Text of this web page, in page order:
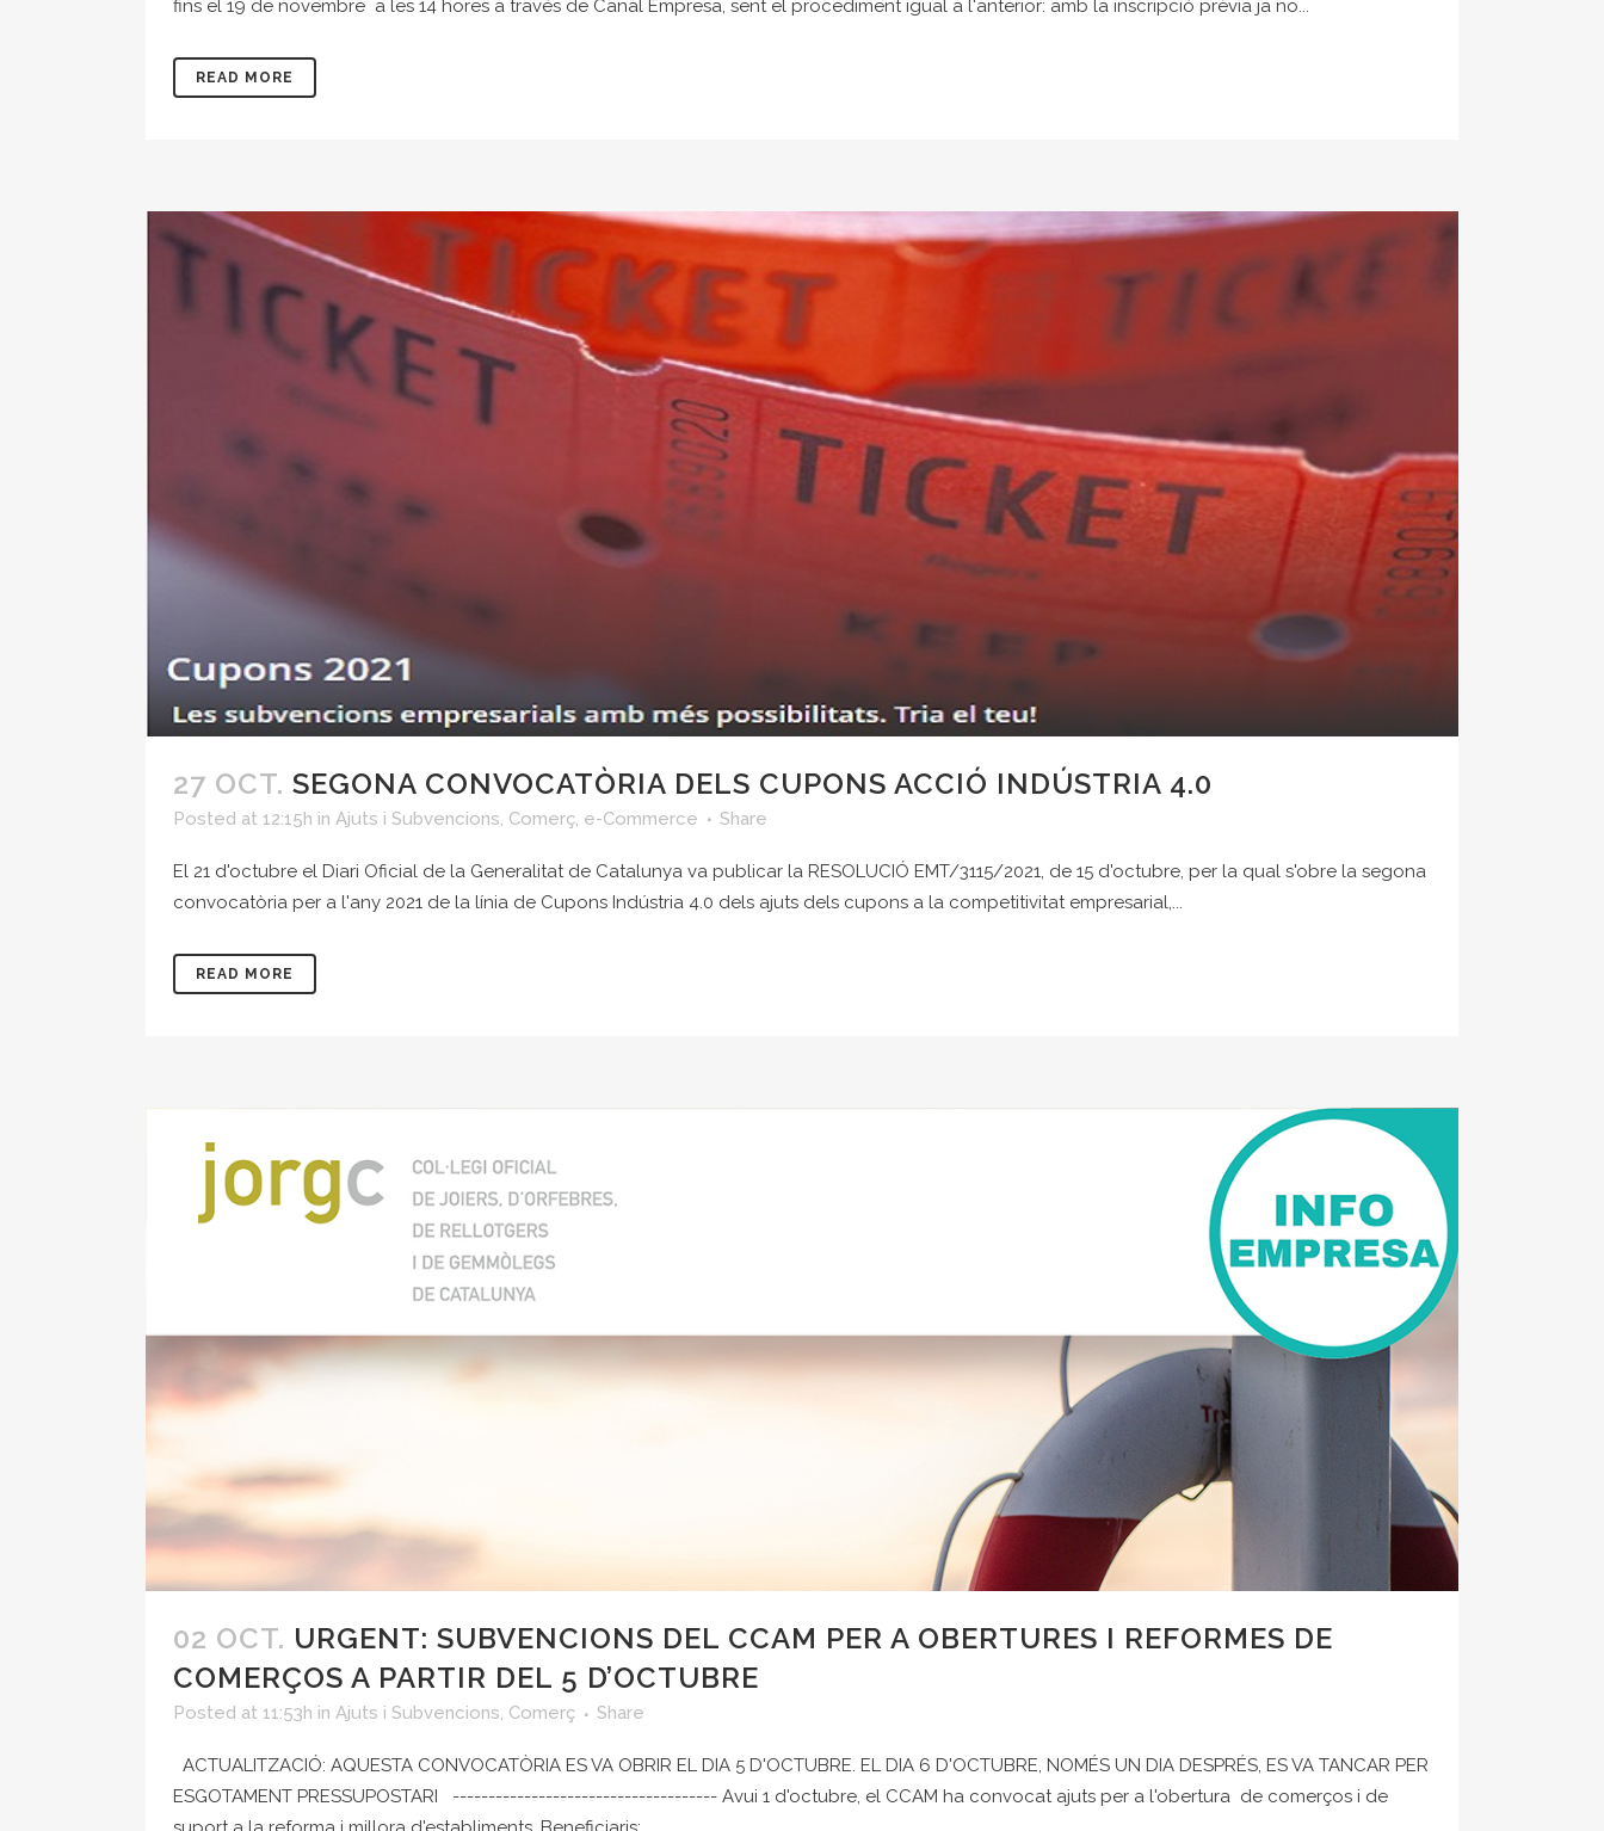
fins el 19 de novembre a les 14 hores a través de Canal Empresa, sent el procediment igual a l'anterior: amb la inscripció prèvia ja no...
READ MORE
27 OCT. SEGONA CONVOCATÒRIA DELS CUPONS ACCIÓ INDÚSTRIA 4.0
Posted at 12:15h in Ajuts i Subvencions, Comerç, e-Commerce Share
El 21 d'octubre el Diari Oficial de la Generalitat de Catalunya va publicar la RESOLUCIÓ EMT/3115/2021, de 15 d'octubre, per la qual s'obre la segona
convocatòria per a l'any 2021 de la línia de Cupons Indústria 4.0 dels ajuts dels cupons a la competitivitat empresarial,...
READ MORE
02 OCT. URGENT: SUBVENCIONS DEL CCAM PER A OBERTURES I REFORMES DE
COMERÇOS A PARTIR DEL 5 D’OCTUBRE
Posted at 11:53h in Ajuts i Subvencions, Comerç Share
ACTUALITZACIÓ: AQUESTA CONVOCATÒRIA ES VA OBRIR EL DIA 5 D'OCTUBRE. EL DIA 6 D'OCTUBRE, NOMÉS UN DIA DESPRÉS, ES VA TANCAR PER
ESGOTAMENT PRESSUPOSTARI ------------------------------------- Avui 1 d'octubre, el CCAM ha convocat ajuts per a l'obertura de comerços i de